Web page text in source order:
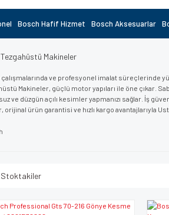
Bosch Hafif Hizmet Bosch Aksesuarlar
Tezgahüstü Makineler
çalışmalarında ve profesyonel imalat süreçlerinde
Makineler, güçlü motor yapıları ile öne çıkar.
ve düzgün açılı kesimler yapmanızı sağlar. İş
orijinal ürün garantisi ve hızlı kargo avantajlarıyla
Stoktakiler